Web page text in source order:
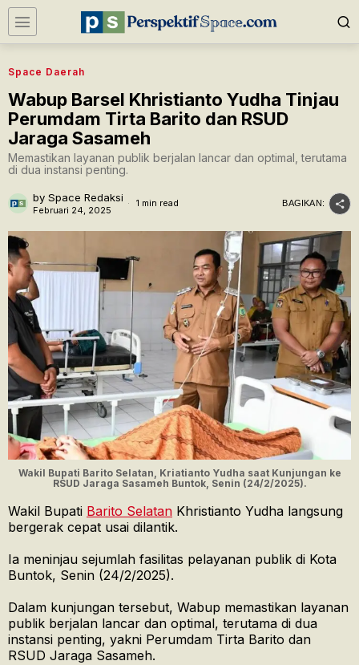
Space Daerah
Wabup Barsel Khristianto Yudha Tinjau
Perumdam Tirta Barito dan RSUD
Jaraga Sasameh
Memastikan layanan publik berjalan lancar dan optimal, terutama
di dua instansi penting.
by Space Redaksi
Februari 24, 2025
1 min read BAGIKAN:
Wakil Bupati Barito Selatan, Kriatianto Yudha saat Kunjungan ke
RSUD Jaraga Sasameh Buntok, Senin (24/2/2025).
Wakil Bupati Barito Selatan Khristianto Yudha langsung
bergerak cepat usai dilantik.
Ia meninjau sejumlah fasilitas pelayanan publik di Kota
Buntok, Senin (24/2/2025).
Dalam kunjungan tersebut, Wabup memastikan layanan
publik berjalan lancar dan optimal, terutama di dua
instansi penting, yakni Perumdam Tirta Barito dan
RSUD Jaraga Sasameh.